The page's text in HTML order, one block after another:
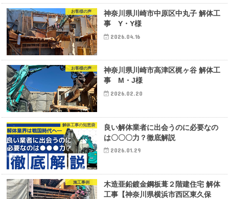
お客様の声
神奈川県川崎市中原区中丸子 解体工
事 Y・Y様
2026.04.16
お客様の声
神奈川県川崎市高津区梶ヶ谷 解体工
事 M・J様
2026.02.20
解体工事の知恵袋
良い解体業者に出会うのに必要なの
は〇〇〇力？徹底解説
2026.01.29
施工事例
木造亜鉛鍍金鋼板葺２階建住宅 解体
工事【神奈川県横浜市西区東久保